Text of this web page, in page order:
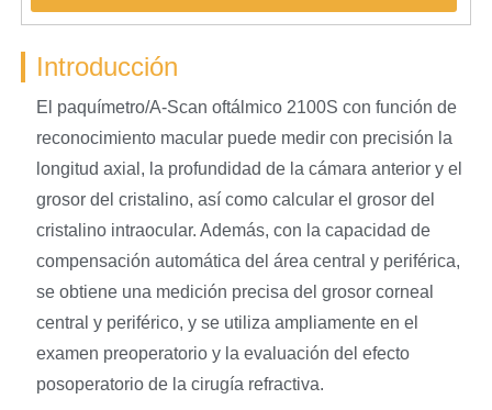
Introducción
El paquímetro/A-Scan oftálmico 2100S con función de
reconocimiento macular puede medir con precisión la
longitud axial, la profundidad de la cámara anterior y el
grosor del cristalino, así como calcular el grosor del
cristalino intraocular. Además, con la capacidad de
compensación automática del área central y periférica,
se obtiene una medición precisa del grosor corneal
central y periférico, y se utiliza ampliamente en el
examen preoperatorio y la evaluación del efecto
posoperatorio de la cirugía refractiva.